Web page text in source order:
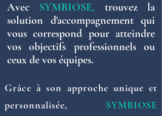
Avec SYMBIOSE, trouvez la
solution d'accompagnement qui
vous correspond pour atteindre
vos objectifs professionnels ou
ceux de vos équipes.
Grâce à son approche unique et
personnalisée, SYMBIOSE